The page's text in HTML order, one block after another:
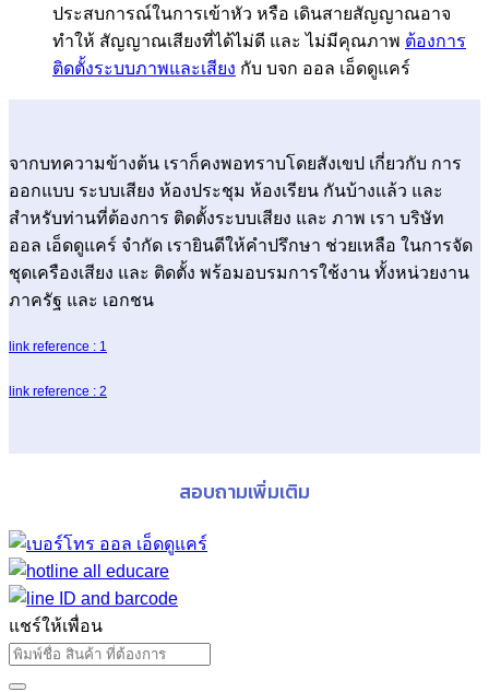
ประสบการณ์ในการเข้าหัว หรือ เดินสายสัญญาณอาจ
ทำให้ สัญญาณเสียงที่ได้ไม่ดี และ ไม่มีคุณภาพ ต้องการ
ติดตั้งระบบภาพและเสียง กับ บจก ออล เอ็ดดูแคร์
จากบทความข้างต้น เราก็คงพอทราบโดยสังเขป เกี่ยวกับ การ
ออกแบบ ระบบเสียง ห้องประชุม ห้องเรียน กันบ้างแล้ว และ
สำหรับท่านที่ต้องการ ติดตั้งระบบเสียง และ ภาพ เรา บริษัท
ออล เอ็ดดูแคร์ จำกัด เรายินดีให้คำปรึกษา ช่วยเหลือ ในการจัด
ชุดเครืองเสียง และ ติดตั้ง พร้อมอบรมการใช้งาน ทั้งหน่วยงาน
ภาครัฐ และ เอกชน
link reference : 1
link reference : 2
สอบถามเพิ่มเติม
แชร์ให้เพื่อน